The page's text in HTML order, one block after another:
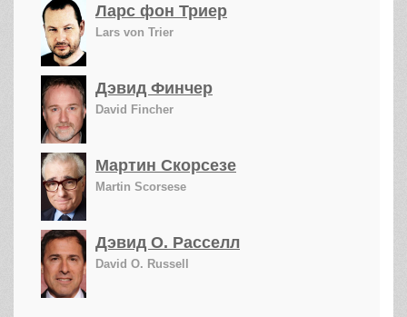
Ларс фон Триер
Lars von Trier
Дэвид Финчер
David Fincher
Мартин Скорсезе
Martin Scorsese
Дэвид О. Расселл
David O. Russell